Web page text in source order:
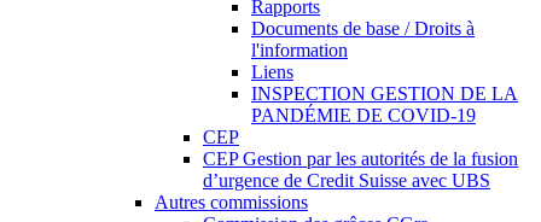
Rapports
Documents de base / Droits à
l'information
Liens
INSPECTION GESTION DE LA
PANDÉMIE DE COVID-19
CEP
CEP Gestion par les autorités de la fusion
d’urgence de Credit Suisse avec UBS
Autres commissions